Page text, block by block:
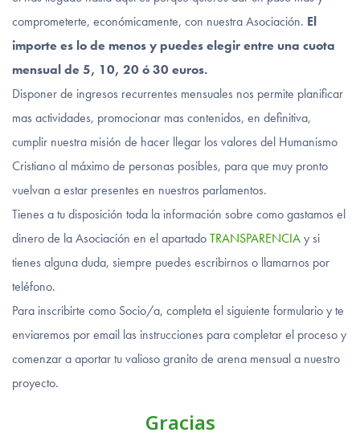
comprometerte, económicamente, con nuestra Asociación. El
importe es lo de menos y puedes elegir entre una cuota
mensual de 5, 10, 20 ó 30 euros.
Disponer de ingresos recurrentes mensuales nos permite planificar
mas actividades, promocionar mas contenidos, en definitiva,
cumplir nuestra misión de hacer llegar los valores del Humanismo
Cristiano al máximo de personas posibles, para que muy pronto
vuelvan a estar presentes en nuestros parlamentos.
Tienes a tu disposición toda la información sobre como gastamos el
dinero de la Asociación en el apartadoTRANSPARENCIAy si
tienes alguna duda, siempre puedes escribirnos o llamarnos por
teléfono.
Para inscribirte como Socio/a, completa el siguiente formulario y te
enviaremos por email las instrucciones para completar el proceso y
comenzar a aportar tu valioso granito de arena mensual a nuestro
proyecto.
Gracias